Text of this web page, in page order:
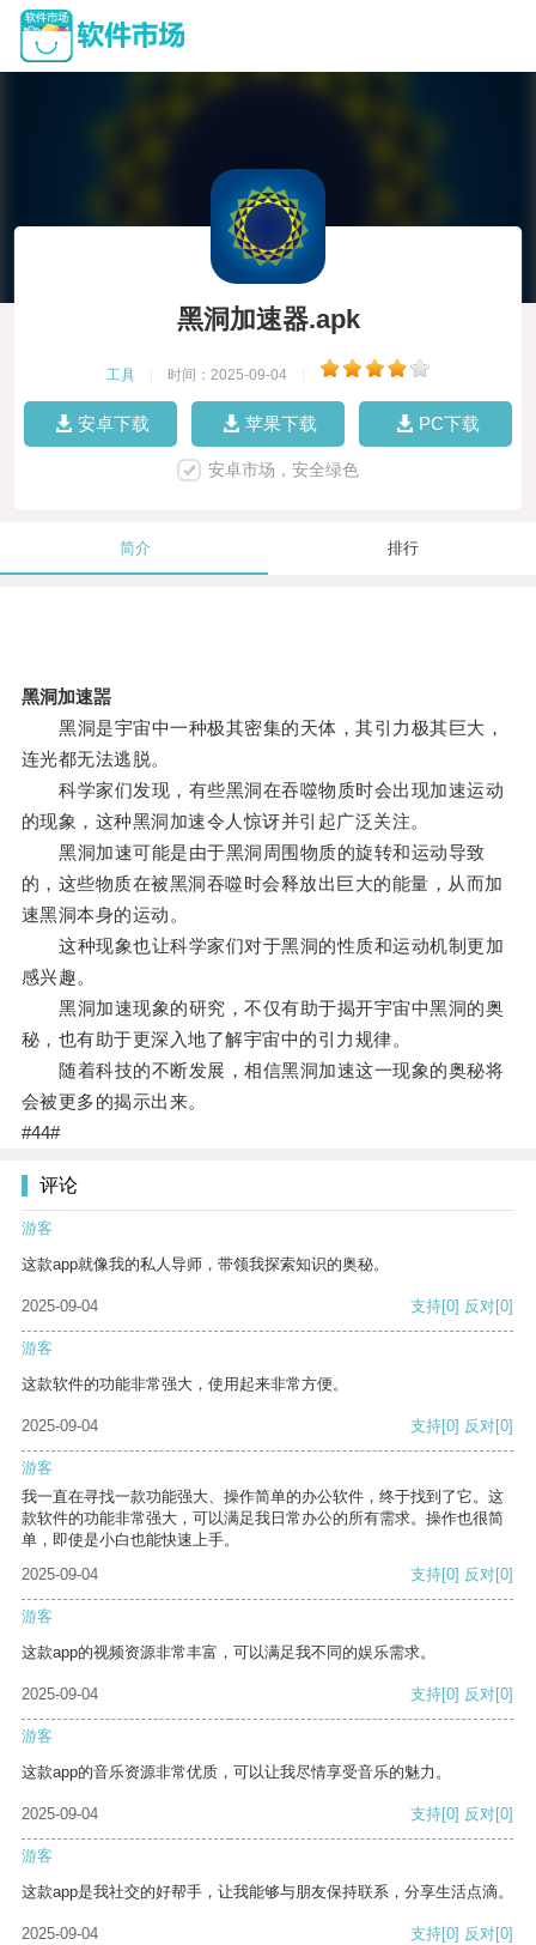
黑洞加速器.apk
工具 时间：2025-09-04
安卓下载 苹果下载 PC下载
安卓市场，安全绿色
简介 排行
黑洞加速噐
黑洞是宇宙中一种极其密集的天体，其引力极其巨大，
连光都无法逃脱。
科学家们发现，有些黑洞在吞噬物质时会出现加速运动
的现象，这种黑洞加速令人惊讶并引起广泛关注。
黑洞加速可能是由于黑洞周围物质的旋转和运动导致
的，这些物质在被黑洞吞噬时会释放出巨大的能量，从而加
速黑洞本身的运动。
这种现象也让科学家们对于黑洞的性质和运动机制更加
感兴趣。
黑洞加速现象的研究，不仅有助于揭开宇宙中黑洞的奥
秘，也有助于更深入地了解宇宙中的引力规律。
随着科技的不断发展，相信黑洞加速这一现象的奥秘将
会被更多的揭示出来。
#44#
评论
游客
这款app就像我的私人导师，带领我探索知识的奥秘。
2025-09-04 支持[0] 反对[0]
游客
这款软件的功能非常强大，使用起来非常方便。
2025-09-04 支持[0] 反对[0]
游客
我一直在寻找一款功能强大、操作简单的办公软件，终于找到了它。这
款软件的功能非常强大，可以满足我日常办公的所有需求。操作也很简
单，即使是小白也能快速上手。
2025-09-04
支持[0] 反对[0]
游客
这款app的视频资源非常丰富，可以满足我不同的娱乐需求。
2025-09-04 支持[0] 反对[0]
游客
这款app的音乐资源非常优质，可以让我尽情享受音乐的魅力。
2025-09-04 支持[0] 反对[0]
游客
这款app是我社交的好帮手，让我能够与朋友保持联系，分享生活点滴。
2025-09-04 支持[0] 反对[0]